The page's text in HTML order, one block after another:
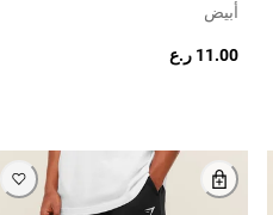
أبيض
11.00 ر.ع